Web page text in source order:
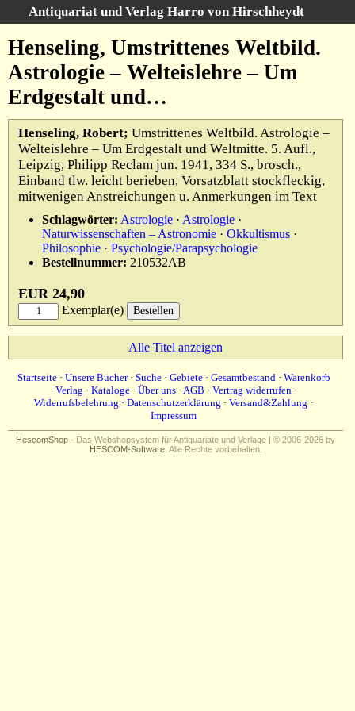
Antiquariat und Verlag Harro von Hirschheydt
Startseite
Unsere Bücher
Suche
Gesamtbestand
Warenkorb
Verlag
Kataloge
Über uns
Datenschutz
Versand&Zahlung
Impressum
Henseling, Umstrittenes Weltbild.
Astrologie – Welteislehre – Um
Erdgestalt und…
Henseling, Robert; Umstrittenes Weltbild. Astrologie –
Welteislehre – Um Erdgestalt und Weltmitte. 5. Aufl.,
Leipzig, Philipp Reclam jun. 1941, 334 S., brosch.,
Einband tlw. leicht berieben, Vorsatzblatt stockfleckig,
mitwenigen Anstreichungen u. Anmerkungen im Text
Schlagwörter: Astrologie · Astrologie ·
Naturwissenschaften – Astronomie · Okkultismus ·
Philosophie · Psychologie/Parapsychologie
Bestellnummer: 210532AB
EUR 24,90
Exemplar(e)
Alle Titel anzeigen
Startseite· Unsere Bücher· Suche· Gebiete· Gesamtbestand· Warenkorb
· Verlag · Kataloge · Über uns · AGB · Vertrag widerrufen ·
Widerrufsbelehrung · Datenschutzerklärung · Versand&Zahlung ·
Impressum
HescomShop - Das Webshopsystem für Antiquariate und Verlage | © 2006-2026 by
HESCOM-Software. Alle Rechte vorbehalten.